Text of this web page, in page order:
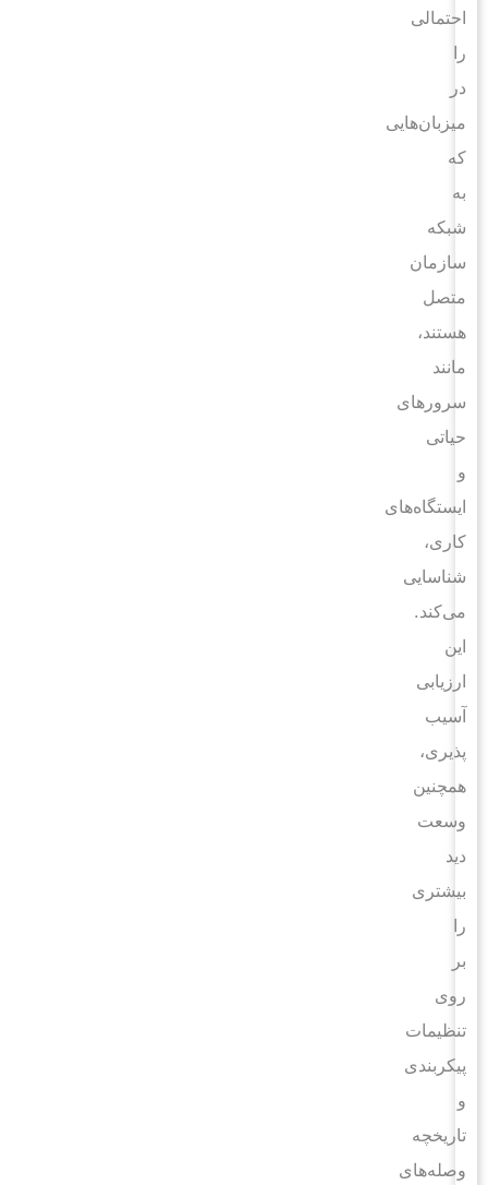
احتمالی
میزبان‌هایی
شبکه
سازمان
متصل
هستند،
مانند
سرورهای
حیاتی
ایستگاه‌های
کاری،
شناسایی
می‌کند.
ارزیابی
آسیب
پذیری،
همچنین
وسعت
بیشتری
روی
تنظیمات
پیکربندی
تاریخچه
وصله‌های